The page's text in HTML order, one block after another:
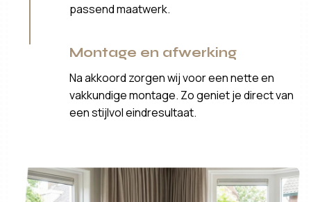
passend maatwerk.
Montage en afwerking
Na akkoord zorgen wij voor een nette en
vakkundige montage. Zo geniet je direct van
een stijlvol eindresultaat.